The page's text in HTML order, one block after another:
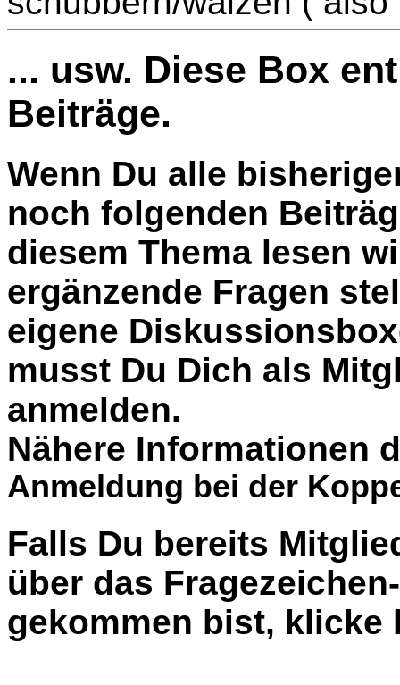
... usw. Diese Box
Beiträge.
Wenn Du alle
noch folgenden
diesem Thema lesen
ergänzende Fragen
eigene
musst Du Dich als
anmelden.
Nähere Informationen
Anmeldung bei der
Falls Du bereits
über das
gekommen bist, klicke